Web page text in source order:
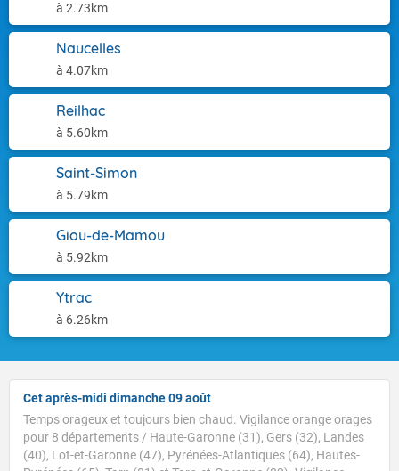
à 2.73km
Naucelles
à 4.07km
Reilhac
à 5.60km
Saint-Simon
à 5.79km
Giou-de-Mamou
à 5.92km
Ytrac
à 6.26km
Cet après-midi dimanche 09 août
Temps orageux et toujours bien chaud. Vigilance orange orages
pour 8 départements / Haute-Garonne (31), Gers (32), Landes
(40), Lot-et-Garonne (47), Pyrénées-Atlantiques (64), Hautes-